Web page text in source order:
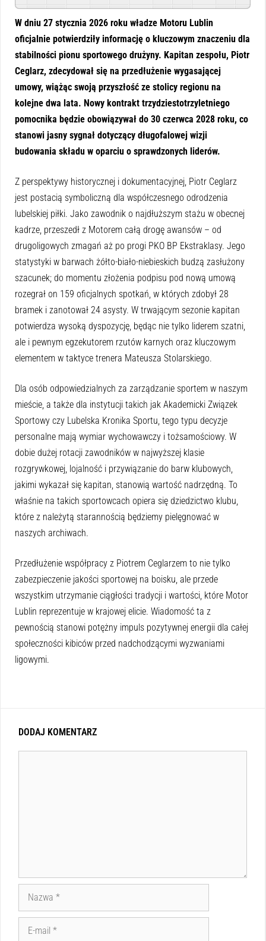
W dniu 27 stycznia 2026 roku władze Motoru Lublin
oficjalnie potwierdziły informację o kluczowym znaczeniu dla
stabilności pionu sportowego drużyny. Kapitan zespołu, Piotr
Ceglarz, zdecydował się na przedłużenie wygasającej
umowy, wiążąc swoją przyszłość ze stolicy regionu na
kolejne dwa lata. Nowy kontrakt trzydziestotrzyletniego
pomocnika będzie obowiązywał do 30 czerwca 2028 roku, co
stanowi jasny sygnał dotyczący długofalowej wizji
budowania składu w oparciu o sprawdzonych liderów.
Z perspektywy historycznej i dokumentacyjnej, Piotr Ceglarz
jest postacią symboliczną dla współczesnego odrodzenia
lubelskiej piłki. Jako zawodnik o najdłuższym stażu w obecnej
kadrze, przeszedł z Motorem całą drogę awansów – od
drugoligowych zmagań aż po progi PKO BP Ekstraklasy. Jego
statystyki w barwach żółto-biało-niebieskich budzą zasłużony
szacunek; do momentu złożenia podpisu pod nową umową
rozegrał on 159 oficjalnych spotkań, w których zdobył 28
bramek i zanotował 24 asysty. W trwającym sezonie kapitan
potwierdza wysoką dyspozycję, będąc nie tylko liderem szatni,
ale i pewnym egzekutorem rzutów karnych oraz kluczowym
elementem w taktyce trenera Mateusza Stolarskiego.
Dla osób odpowiedzialnych za zarządzanie sportem w naszym
mieście, a także dla instytucji takich jak Akademicki Związek
Sportowy czy Lubelska Kronika Sportu, tego typu decyzje
personalne mają wymiar wychowawczy i tożsamościowy. W
dobie dużej rotacji zawodników w najwyższej klasie
rozgrywkowej, lojalność i przywiązanie do barw klubowych,
jakimi wykazał się kapitan, stanowią wartość nadrzędną. To
właśnie na takich sportowcach opiera się dziedzictwo klubu,
które z należytą starannością będziemy pielęgnować w
naszych archiwach.
Przedłużenie współpracy z Piotrem Ceglarzem to nie tylko
zabezpieczenie jakości sportowej na boisku, ale przede
wszystkim utrzymanie ciągłości tradycji i wartości, które Motor
Lublin reprezentuje w krajowej elicie. Wiadomość ta z
pewnością stanowi potężny impuls pozytywnej energii dla całej
społeczności kibiców przed nadchodzącymi wyzwaniami
ligowymi.
DODAJ KOMENTARZ